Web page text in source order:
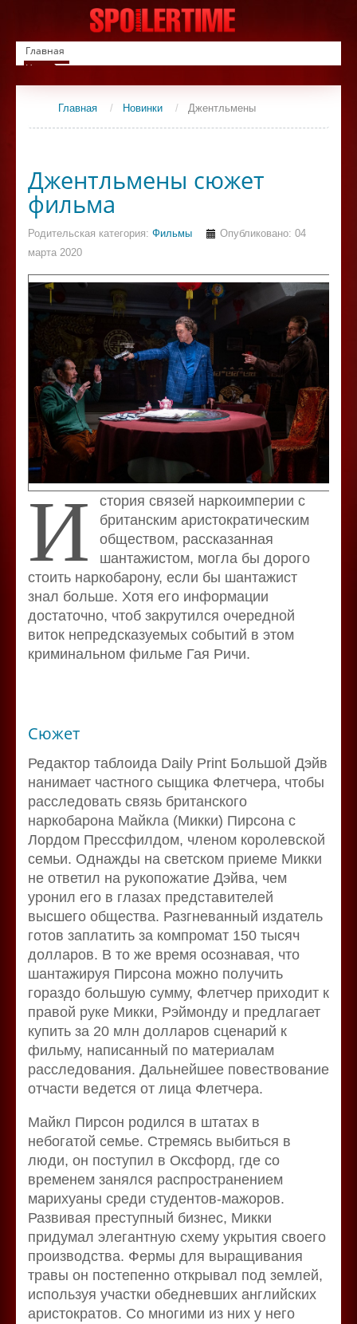
Главная
Новинки
Список фильмов
СериалыГлавная / Новинки / Джентльмены
Джентльмены сюжет
фильма
Родительская категория: Фильмы
Опубликовано: 04
марта 2020
И стория связей наркоимперии с
британским аристократическим
обществом, рассказанная
шантажистом, могла бы дорого
стоить наркобарону, если бы шантажист
знал больше. Хотя его информации
достаточно, чтоб закрутился очередной
виток непредсказуемых событий в этом
криминальном фильме Гая Ричи.
Сюжет
Редактор таблоида Daily Print Большой Дэйв
нанимает частного сыщика Флетчера, чтобы
расследовать связь британского
наркобарона Майкла (Микки) Пирсона с
Лордом Прессфилдом, членом королевской
семьи. Однажды на светском приеме Микки
не ответил на рукопожатие Дэйва, чем
уронил его в глазах представителей
высшего общества. Разгневанный издатель
готов заплатить за компромат 150 тысяч
долларов. В то же время осознавая, что
шантажируя Пирсона можно получить
гораздо большую сумму, Флетчер приходит к
правой руке Микки, Рэймонду и предлагает
купить за 20 млн долларов сценарий к
фильму, написанный по материалам
расследования. Дальнейшее повествование
отчасти ведется от лица Флетчера.
Майкл Пирсон родился в штатах в
небогатой семье. Стремясь выбиться в
люди, он поступил в Оксфорд, где со
временем занялся распространением
марихуаны среди студентов-мажоров.
Развивая преступный бизнес, Микки
придумал элегантную схему укрытия своего
производства. Фермы для выращивания
травы он постепенно открывал под землей,
используя участки обедневших английских
аристократов. Со многими из них у него